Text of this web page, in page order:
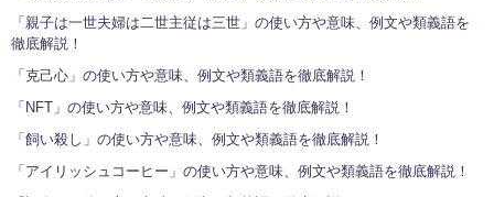
「親子は一世夫婦は二世主従は三世」の使い方や意味、例文や類義語を
徹底解説！
「克己心」の使い方や意味、例文や類義語を徹底解説！
「NFT」の使い方や意味、例文や類義語を徹底解説！
「飼い殺し」の使い方や意味、例文や類義語を徹底解説！
「アイリッシュコーヒー」の使い方や意味、例文や類義語を徹底解説！